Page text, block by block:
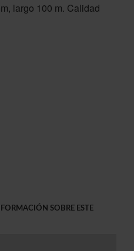
largo 100 m. Calidad
SOBRE ESTE